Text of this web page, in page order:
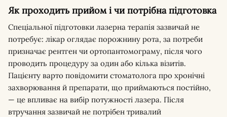
Як проходить прийом і чи потрібна підготовка
Спеціальної підготовки лазерна терапія зазвичай не
потребує: лікар оглядає порожнину рота, за потреби
призначає рентген чи ортопантомограму, після чого
проводить процедуру за один або кілька візитів.
Пацієнту варто повідомити стоматолога про хронічні
захворювання й препарати, що приймаються постійно,
— це впливає на вибір потужності лазера. Після
втручання зазвичай не потрібен тривалий